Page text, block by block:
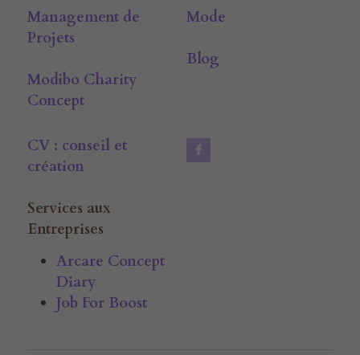
Management de
Projets
Modibo Charity
Concept
Mode
Blog
CV : conseil et
création
Services aux
Entreprises
Arcare Concept
Diary
Job For Boost